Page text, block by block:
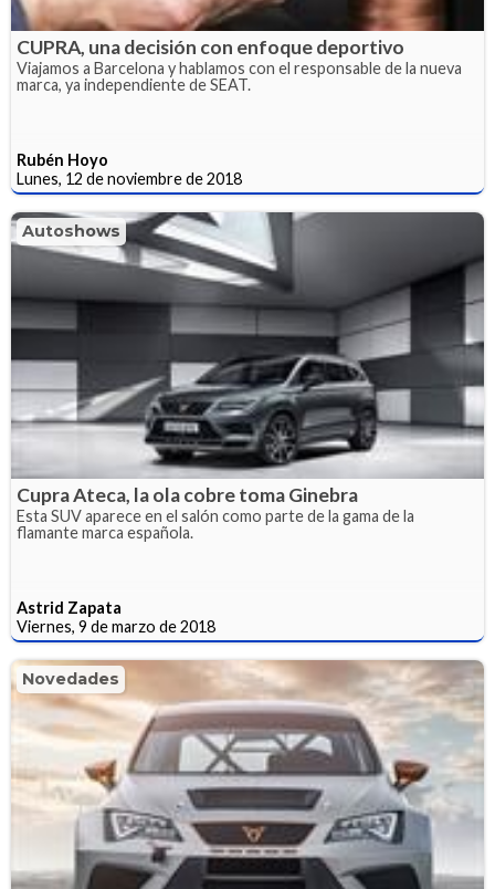
CUPRA, una decisión con enfoque deportivo
Viajamos a Barcelona y hablamos con el responsable de la nueva
marca, ya independiente de SEAT.
Rubén Hoyo
Lunes, 12 de noviembre de 2018
Autoshows
Cupra Ateca, la ola cobre toma Ginebra
Esta SUV aparece en el salón como parte de la gama de la
flamante marca española.
Astrid Zapata
Viernes, 9 de marzo de 2018
Novedades